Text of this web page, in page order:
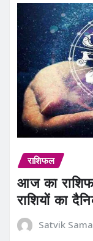
राशिफल
आज का
राशियों का
Satvik